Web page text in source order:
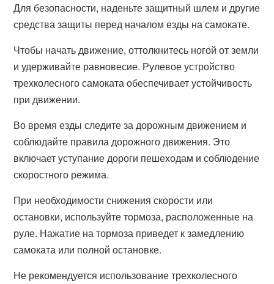
Для безопасности, наденьте защитный шлем и другие
средства защиты перед началом езды на самокате.
Чтобы начать движение, оттолкнитесь ногой от земли
и удерживайте равновесие. Рулевое устройство
трехколесного самоката обеспечивает устойчивость
при движении.
Во время езды следите за дорожным движением и
соблюдайте правила дорожного движения. Это
включает уступание дороги пешеходам и соблюдение
скоростного режима.
При необходимости снижения скорости или
остановки, используйте тормоза, расположенные на
руле. Нажатие на тормоза приведет к замедлению
самоката или полной остановке.
Не рекомендуется использование трехколесного